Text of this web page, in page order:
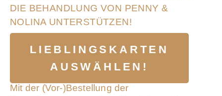
DIE BEHANDLUNG VON PENNY &
NOLINA UNTERSTÜTZEN!
LIEBLINGSKARTEN
AUSWÄHLEN!
Mit der (Vor-)Bestellung der